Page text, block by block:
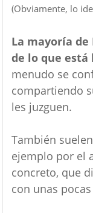
(Obviamente, lo
La mayoría
de lo que está
menudo se
compartiendo
les juzguen.
También
ejemplo por el
concreto, que
con unas